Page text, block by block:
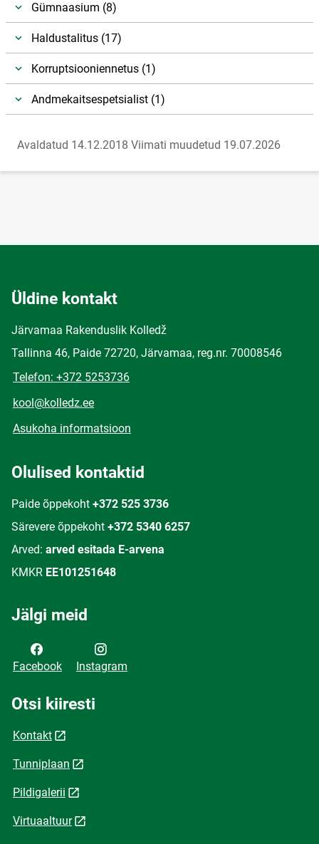
Gümnaasium (8)
Haldustalitus (17)
Korruptsiooniennetus (1)
Andmekaitsespetsialist (1)
Avaldatud 14.12.2018 Viimati muudetud 19.07.2026
Üldine kontakt
Järvamaa Rakenduslik Kolledž
Tallinna 46, Paide 72720, Järvamaa, reg.nr. 70008546
Telefon: +372 5253736
kool@kolledz.ee
Asukoha informatsioon
Olulised kontaktid
Paide õppekoht +372 525 3736
Särevere õppekoht +372 5340 6257
Arved: arved esitada E-arvena
KMKR EE101251648
Jälgi meid
Facebook Instagram
Otsi kiiresti
Kontakt
Tunniplaan
Pildigalerii
Virtuaaltuur